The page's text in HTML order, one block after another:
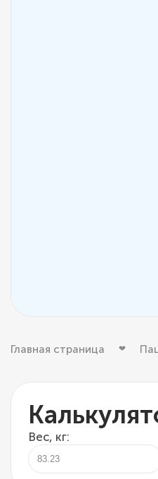
Главная страница
Вес, кг: